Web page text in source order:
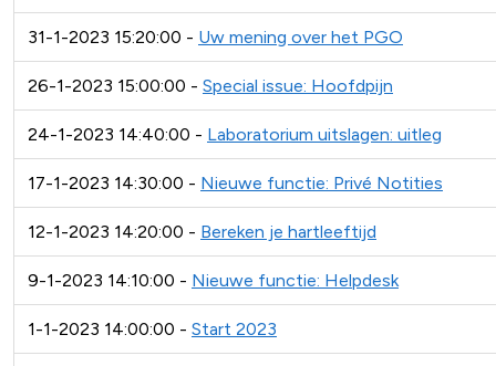
31-1-2023 15:20:00 - Uw mening over het PGO
26-1-2023 15:00:00 - Special issue: Hoofdpijn
24-1-2023 14:40:00 - Laboratorium uitslagen: uitleg
17-1-2023 14:30:00 - Nieuwe functie: Privé Notities
12-1-2023 14:20:00 - Bereken je hartleeftijd
9-1-2023 14:10:00 - Nieuwe functie: Helpdesk
1-1-2023 14:00:00 - Start 2023